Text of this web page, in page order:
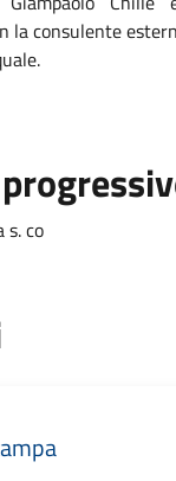
la consulente
s. co